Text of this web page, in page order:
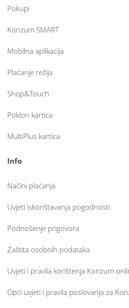
Pokupi
Konzum SMART
Mobilna aplikacija
Plaćanje režija
Shop&Touch
Poklon kartica
MultiPlus kartica
Info
Načini plaćanja
Uvjeti iskorištavanja pogodnosti
Podnošenje prigovora
Zaštita osobnih podataka
Uvjeti i pravila korištenja Konzum
Opći uvjeti i pravila poslovanja za